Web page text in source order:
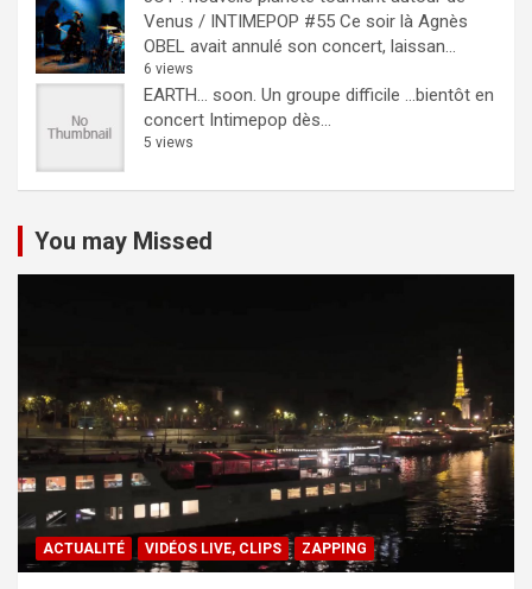
Venus / INTIMEPOP #55 Ce soir là Agnès
OBEL avait annulé son concert, laissan...
6 views
EARTH… soon. Un groupe difficile ...bientôt en
concert Intimepop dès...
5 views
You may Missed
ACTUALITÉ VIDÉOS LIVE, CLIPS ZAPPING